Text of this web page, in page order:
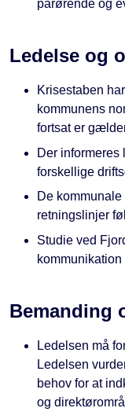
pårørende og
Ledelse og
Krisestaben
kommunens
fortsat er
Der informeres
forskellige
De
retningslinjer
Studie ved
Bemanding
Ledelsen må
Ledelsen
behov for at
og